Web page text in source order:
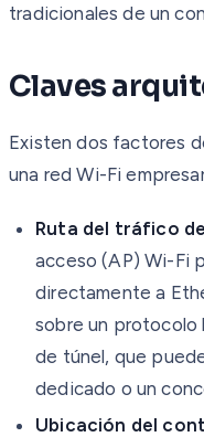
tradicionales de un
Claves
Existen dos factores
una red Wi-Fi
Ruta del tráfico
acceso (AP) Wi-Fi
directamente a
sobre un protocolo
de túnel, que
dedicado o un
Ubicación del